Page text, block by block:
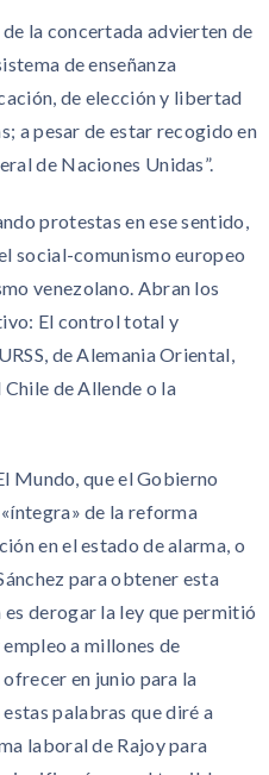
la concertada advierten de
de enseñanza
de elección y libertad
a pesar de estar recogido en
de Naciones Unidas”.
protestas en ese sentido,
social-comunismo europeo
venezolano. Abran los
El control total y
de Alemania Oriental,
de Allende o la
Mundo, que el Gobierno
de la reforma
en el estado de alarma, o
para obtener esta
derogar la ley que permitió
a millones de
ofrecer en junio para la
palabras que diré a
laboral de Rajoy para